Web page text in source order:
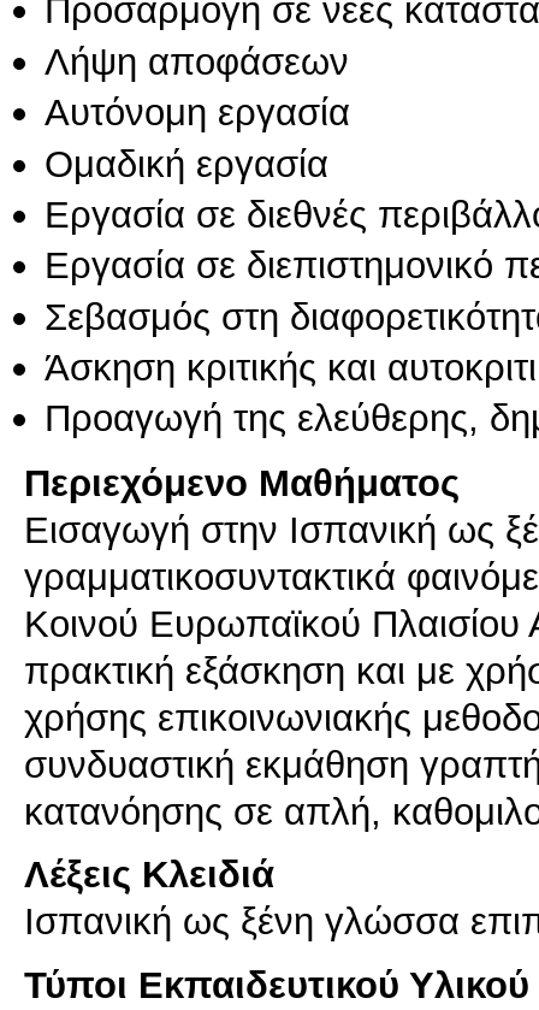
Προσαρμογή σε νέες
Λήψη αποφάσεων
Αυτόνομη εργασία
Ομαδική εργασία
Εργασία σε διεθνές
Εργασία σε διεπιστημονικό
Σεβασμός στη
Άσκηση κριτικής και
Προαγωγή της ελεύθερης,
Περιεχόμενο Μαθήματος
Εισαγωγή στην Ισπανική ως
γραμματικοσυντακτικά
Κοινού Ευρωπαϊκού Πλαισίου
πρακτική εξάσκηση και με
χρήσης επικοινωνιακής
συνδυαστική εκμάθηση
κατανόησης σε απλή,
Λέξεις Κλειδιά
Ισπανική ως ξένη γλώσσα
Τύποι Εκπαιδευτικού Υλικού